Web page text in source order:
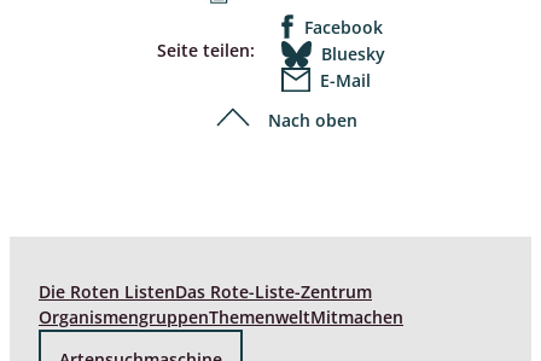
Seite teilen:
Facebook
Bluesky
E-Mail
Nach oben
Die Roten ListenDas Rote-Liste-Zentrum
OrganismengruppenThemenweltMitmachen